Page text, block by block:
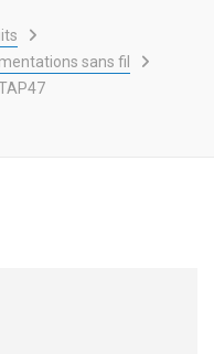
sans fil